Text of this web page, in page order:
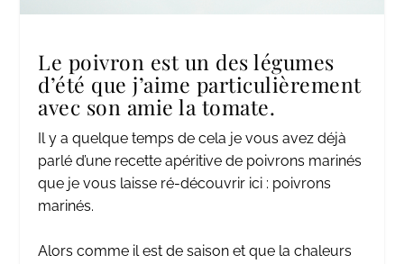
Le poivron est un des légumes
d’été que j’aime particulièrement
avec son amie la tomate.
Il y a quelque temps de cela je vous avez déjà
parlé d’une recette apéritive de poivrons marinés
que je vous laisse ré-découvrir ici : poivrons
marinés.
Alors comme il est de saison et que la chaleurs